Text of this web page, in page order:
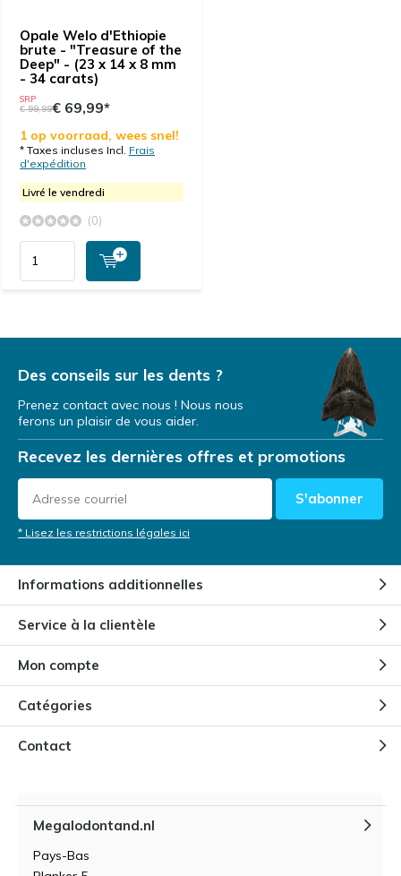
Opale Welo d'Ethiopie
brute - "Treasure of the
Deep" - (23 x 14 x 8 mm
- 34 carats)
SRP
€ 99,99€ 69,99*
1 op voorraad, wees snel!
* Taxes incluses Incl. Frais
d'expédition
Livré le vendredi
(0)
Des conseils sur les dents ?
Prenez contact avec nous ! Nous nous
ferons un plaisir de vous aider.
Recevez les dernières offres et promotions
S'abonner
* Lisez les restrictions légales ici
Informations additionnelles
Service à la clientèle
Mon compte
Catégories
Contact
Megalodontand.nl
Pays-Bas